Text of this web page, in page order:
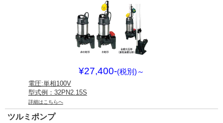
¥27,400-(税別) ～
電圧:単相100V
型式例：32PN2.15S
詳細はこちらへ
ツルミポンプ